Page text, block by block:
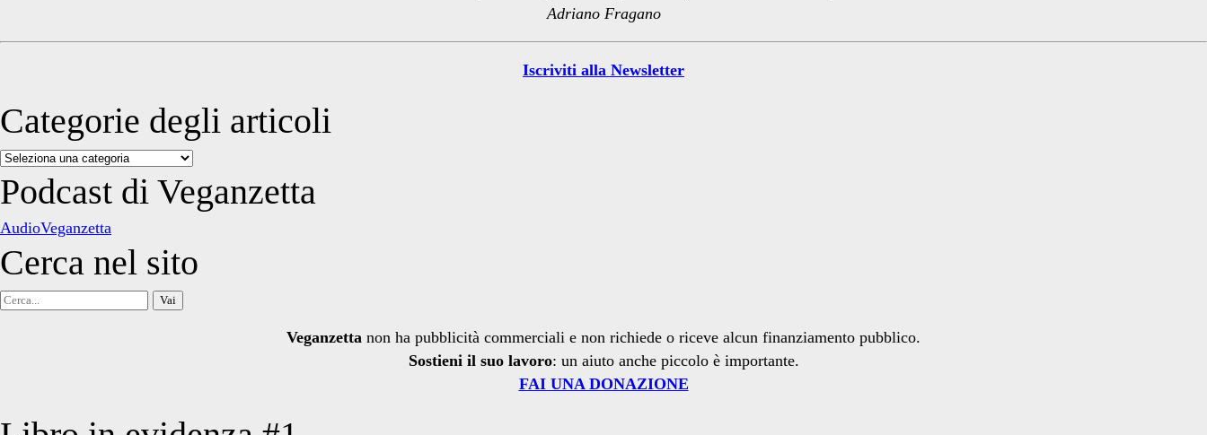
Adriano Fragano
Iscriviti alla Newsletter
Categorie degli articoli
Categorie
degli
articoli
Podcast di Veganzetta
AudioVeganzetta
Cerca nel sito
Cerca
Veganzetta non ha pubblicità commerciali e non richiede o riceve alcun finanziamento pubblico.
Sostieni il suo lavoro: un aiuto anche piccolo è importante.
FAI UNA DONAZIONE